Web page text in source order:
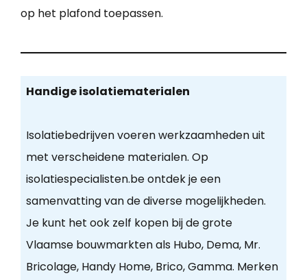
op het plafond toepassen.
Handige isolatiematerialen
Isolatiebedrijven voeren werkzaamheden uit
met verscheidene materialen. Op
isolatiespecialisten.be ontdek je een
samenvatting van de diverse mogelijkheden.
Je kunt het ook zelf kopen bij de grote
Vlaamse bouwmarkten als Hubo, Dema, Mr.
Bricolage, Handy Home, Brico, Gamma. Merken